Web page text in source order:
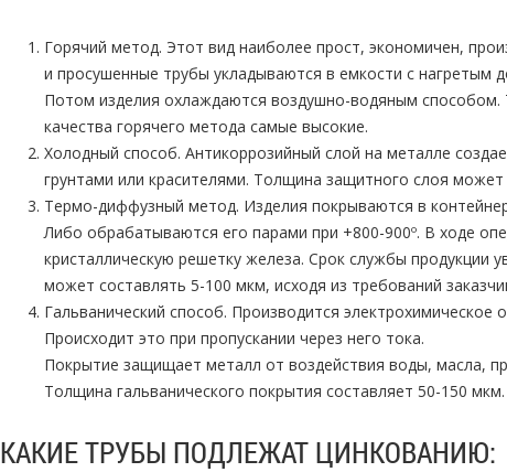
Горячий метод. Этот вид наиболее прост, экономичен,
и просушенные трубы укладываются в емкости с нагретым
Потом изделия охлаждаются воздушно-водяным
качества горячего метода самые высокие.
Холодный способ. Антикоррозийный слой на металле
грунтами или красителями. Толщина защитного слоя может
Термо-диффузный метод. Изделия покрываются в
Либо обрабатываются его парами при +800-900º. В ходе
кристаллическую решетку железа. Срок службы продукции
может составлять 5-100 мкм, исходя из требований
Гальванический способ. Производится
Происходит это при пропускании через него тока.
Покрытие защищает металл от воздействия воды, масла,
Толщина гальванического покрытия составляет 50-150 мкм.
КАКИЕ ТРУБЫ ПОДЛЕЖАТ ЦИНКОВАНИЮ: